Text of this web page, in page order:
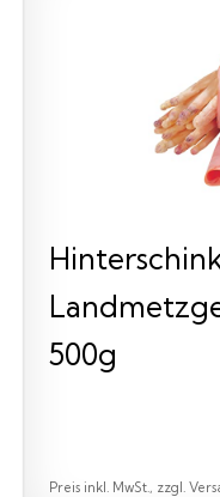
500g
Preis inkl. MwSt., zzgl.